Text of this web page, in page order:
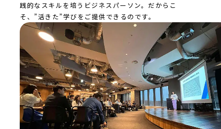
践的なスキルを培うビジネスパーソン。だからこ
そ、”活きた”学びをご提供できるのです。